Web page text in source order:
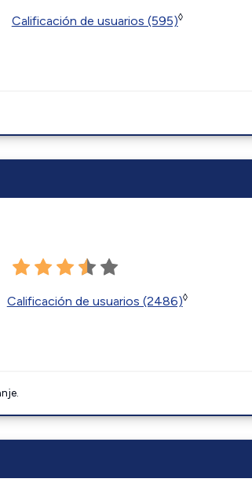
Calificación de usuarios (595)◊
Calificación de usuarios (2486)◊